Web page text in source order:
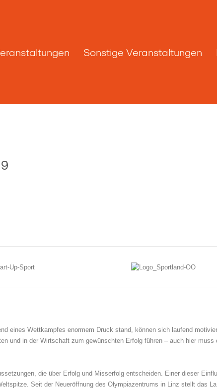
Sonstige Veranstaltungen
eines Wettkampfes enormem Druck stand, können sich laufend
und in der Wirtschaft zum gewünschten Erfolg führen – auch hier
die über Erfolg und Misserfolg entscheiden. Einer dieser
Seit der Neueröffnung des Olympiazentrums in Linz stellt das